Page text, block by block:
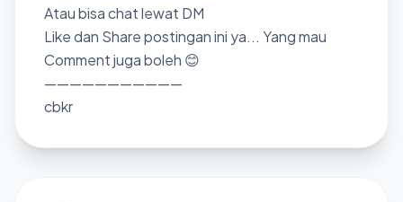
Atau bisa chat lewat DM
Like dan Share postingan ini ya... Yang mau
Comment juga boleh 😊
———————————
cbkr